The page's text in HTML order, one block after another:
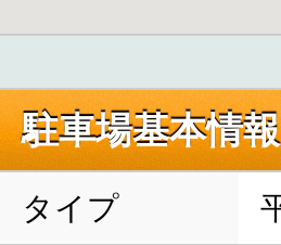
駐車場基本情報
タイプ